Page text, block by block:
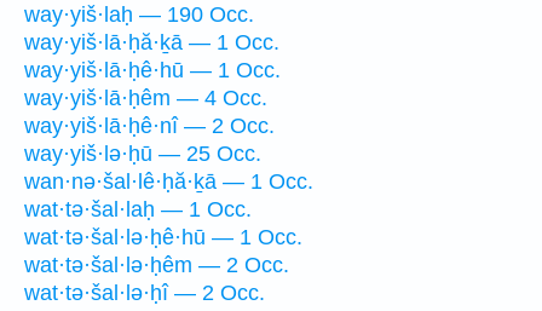
way·yiš·laḥ — 190 Occ.
way·yiš·lā·ḥă·ḵā — 1 Occ.
way·yiš·lā·ḥê·hū — 1 Occ.
way·yiš·lā·ḥêm — 4 Occ.
way·yiš·lā·ḥê·nî — 2 Occ.
way·yiš·lə·ḥū — 25 Occ.
wan·nə·šal·lê·ḥă·ḵā — 1 Occ.
wat·tə·šal·laḥ — 1 Occ.
wat·tə·šal·lə·ḥê·hū — 1 Occ.
wat·tə·šal·lə·ḥêm — 2 Occ.
wat·tə·šal·lə·ḥî — 2 Occ.